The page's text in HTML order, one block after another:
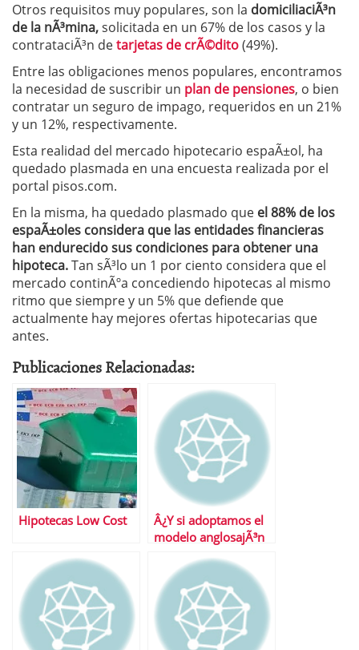
Otros requisitos muy populares, son la domiciliaciÃ³n
de la nÃ³mina,solicitada en un 67% de los casos y la
contrataciÃ³n detarjetas de crÃ©dito(49%).
Entre las obligaciones menos populares, encontramos
la necesidad de suscribir un plan de pensiones, o bien
contratar un seguro de impago, requeridos en un 21%
y un 12%, respectivamente.
Esta realidad del mercado hipotecario espaÃ±ol, ha
quedado plasmada en una encuesta realizada por el
portal pisos.com.
En la misma, ha quedado plasmado que el 88% de los
espaÃ±oles considera que las entidades financieras
han endurecido sus condiciones para obtener una
hipoteca.Tan sÃ³lo un 1 por ciento considera que el
mercado continÃºa concediendo hipotecas al mismo
ritmo que siempre y un 5% que defiende que
actualmente hay mejores ofertas hipotecarias que
antes.
Publicaciones Relacionadas:
Hipotecas Low Cost
Â¿Y si adoptamos el
modelo anglosajÃ³n
hipoteca?